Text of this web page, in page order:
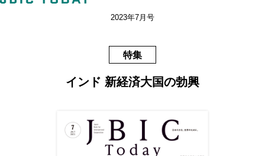
2023年7月号
特集
インド 新経済大国の勃興